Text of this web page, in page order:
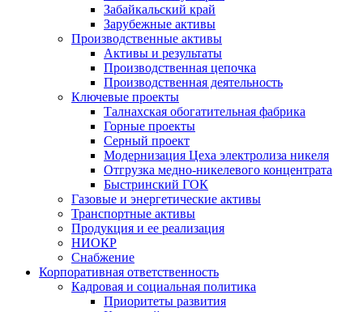
Забайкальский край
Зарубежные активы
Производственные активы
Активы и результаты
Производственная цепочка
Производственная деятельность
Ключевые проекты
Талнахская обогатительная фабрика
Горные проекты
Серный проект
Модернизация Цеха электролиза никеля
Отгрузка медно-никелевого концентрата
Быстринский ГОК
Газовые и энергетические активы
Транспортные активы
Продукция и ее реализация
НИОКР
Снабжение
Корпоративная ответственность
Кадровая и социальная политика
Приоритеты развития